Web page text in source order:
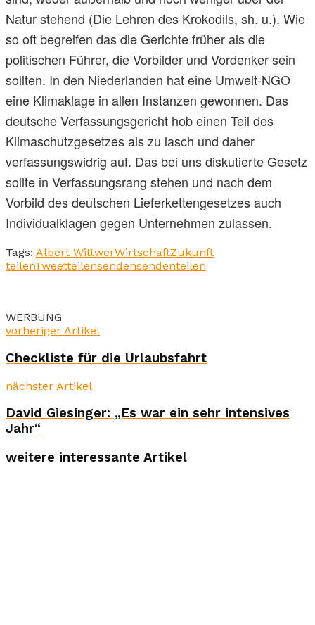
Natur stehend (Die Lehren des Krokodils, sh. u.). Wie
so oft begreifen das die Gerichte früher als die
politischen Führer, die Vorbilder und Vordenker sein
sollten. In den Niederlanden hat eine Umwelt-NGO
eine Klimaklage in allen Instanzen gewonnen. Das
deutsche Verfassungsgericht hob einen Teil des
Klimaschutzgesetzes als zu lasch und daher
verfassungswidrig auf. Das bei uns diskutierte Gesetz
sollte in Verfassungsrang stehen und nach dem
Vorbild des deutschen Lieferkettengesetzes auch
Individualklagen gegen Unternehmen zulassen.
Tags: Albert WittwerWirtschaftZukunft
teilenTweetteilensendensendenteilen
WERBUNG
vorheriger Artikel
Checkliste für die Urlaubsfahrt
nächster Artikel
David Giesinger: „Es war ein sehr intensives
Jahr“
weitere interessante Artikel